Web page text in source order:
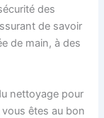
des
de savoir
de main, à des
nettoyage pour
êtes au bon